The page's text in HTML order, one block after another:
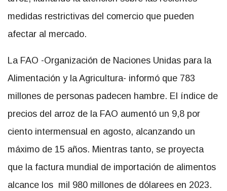
medidas restrictivas del comercio que pueden
afectar al mercado.
La FAO -Organización de Naciones Unidas para la
Alimentación y la Agricultura- informó que 783
millones de personas padecen hambre. El índice de
precios del arroz de la FAO aumentó un 9,8 por
ciento intermensual en agosto, alcanzando un
máximo de 15 años. Mientras tanto, se proyecta
que la factura mundial de importación de alimentos
alcance los mil 980 millones de dólarees en 2023.